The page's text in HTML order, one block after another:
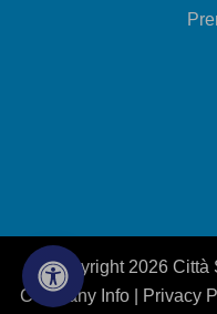
© Copyright 2026
Company Info| Privacy